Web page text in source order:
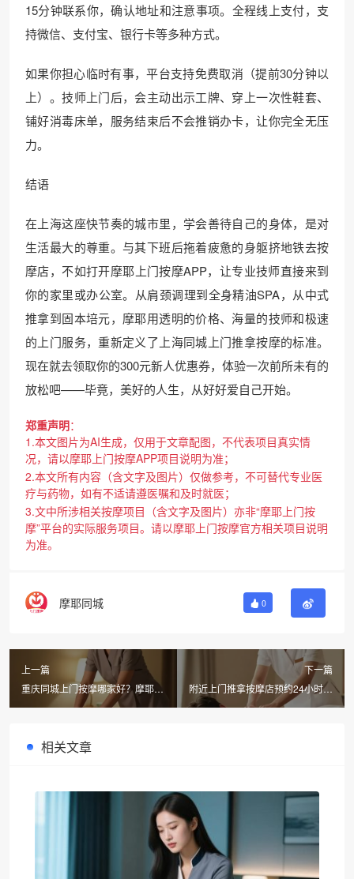
15分钟联系你，确认地址和注意事项。全程线上支付，支
持微信、支付宝、银行卡等多种方式。
如果你担心临时有事，平台支持免费取消（提前30分钟以
上）。技师上门后，会主动出示工牌、穿上一次性鞋套、
铺好消毒床单，服务结束后不会推销办卡，让你完全无压
力。
结语
在上海这座快节奏的城市里，学会善待自己的身体，是对
生活最大的尊重。与其下班后拖着疲惫的身躯挤地铁去按
摩店，不如打开摩耶上门按摩APP，让专业技师直接来到
你的家里或办公室。从肩颈调理到全身精油SPA，从中式
推拿到固本培元，摩耶用透明的价格、海量的技师和极速
的上门服务，重新定义了上海同城上门推拿按摩的标准。
现在就去领取你的300元新人优惠券，体验一次前所未有的
放松吧——毕竟，美好的人生，从好好爱自己开始。
郑重声明：
1.本文图片为AI生成，仅用于文章配图，不代表项目真实情
况，请以摩耶上门按摩APP项目说明为准；
2.本文所有内容（含文字及图片）仅做参考，不可替代专业医
疗与药物，如有不适请遵医嘱和及时就医；
3.文中所涉相关按摩项目（含文字及图片）亦非“摩耶上门按
摩”平台的实际服务项目。请以摩耶上门按摩官方相关项目说明
为准。
摩耶同城 0
上一篇
重庆同城上门按摩哪家好？摩耶上
门按摩第一次体验全攻略
下一篇
附近上门推拿按摩店预约24小时可
以吗？摩耶上门按摩上海同城直达
相关文章